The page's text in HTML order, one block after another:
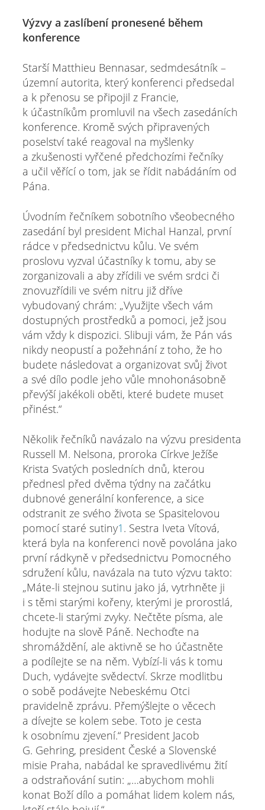
Výzvy a zaslíbení pronesené během
konference
Starší Matthieu Bennasar, sedmdesátník –
územní autorita, který konferenci předsedal
a k přenosu se připojil z Francie,
k účastníkům promluvil na všech zasedáních
konference. Kromě svých připravených
poselství také reagoval na myšlenky
a zkušenosti vyřčené předchozími řečníky
a učil věřící o tom, jak se řídit nabádáním od
Pána.
Úvodním řečníkem sobotního všeobecného
zasedání byl president Michal Hanzal, první
rádce v předsednictvu kůlu. Ve svém
proslovu vyzval účastníky k tomu, aby se
zorganizovali a aby zřídili ve svém srdci či
znovuzřídili ve svém nitru již dříve
vybudovaný chrám: „Využijte všech vám
dostupných prostředků a pomoci, jež jsou
vám vždy k dispozici. Slibuji vám, že Pán vás
nikdy neopustí a požehnání z toho, že ho
budete následovat a organizovat svůj život
a své dílo podle jeho vůle mnohonásobně
převýší jakékoli oběti, které budete muset
přinést.“
Několik řečníků navázalo na výzvu presidenta
Russell M. Nelsona, proroka Církve Ježíše
Krista Svatých posledních dnů, kterou
přednesl před dvěma týdny na začátku
dubnové generální konference, a sice
odstranit ze svého života se Spasitelovou
pomocí staré sutiny1 . Sestra Iveta Vítová,
která byla na konferenci nově povolána jako
první rádkyně v předsednictvu Pomocného
sdružení kůlu, navázala na tuto výzvu takto:
„Máte-li stejnou sutinu jako já, vytrhněte ji
i s těmi starými kořeny, kterými je prorostlá,
chcete-li starými zvyky. Nečtěte písma, ale
hodujte na slově Páně. Nechoďte na
shromáždění, ale aktivně se ho účastněte
a podílejte se na něm. Vybízí-li vás k tomu
Duch, vydávejte svědectví. Skrze modlitbu
o sobě podávejte Nebeskému Otci
pravidelně zprávu. Přemýšlejte o věcech
a dívejte se kolem sebe. Toto je cesta
k osobnímu zjevení.“ President Jacob
G. Gehring, president České a Slovenské
misie Praha, nabádal ke spravedlivému žití
a odstraňování sutin: „…abychom mohli
konat Boží dílo a pomáhat lidem kolem nás,